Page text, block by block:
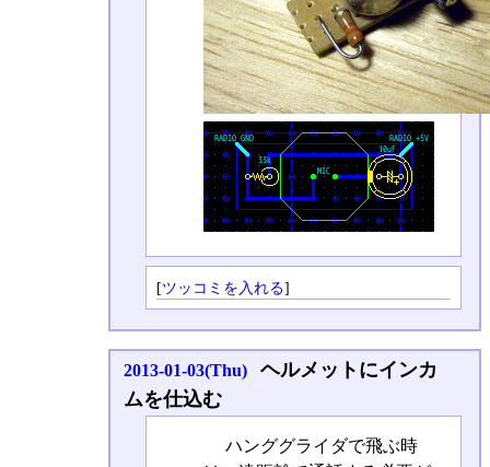
[ツッコミを入れる]
2013-01-03(Thu)
ヘルメットにインカ
ムを仕込む
ハンググライダで飛ぶ時